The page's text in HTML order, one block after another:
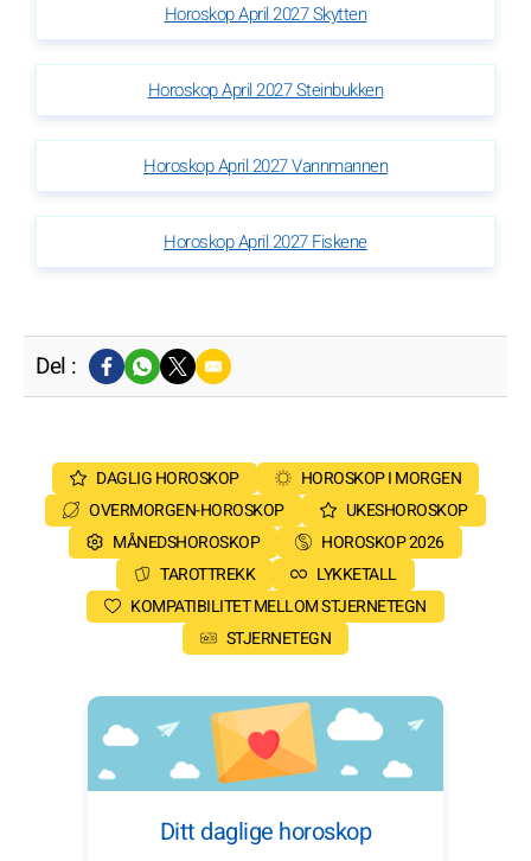
Horoskop April 2027 Skytten
Horoskop April 2027 Steinbukken
Horoskop April 2027 Vannmannen
Horoskop April 2027 Fiskene
Del :
DAGLIG HOROSKOP
HOROSKOP I MORGEN
OVERMORGEN-HOROSKOP
UKESHOROSKOP
MÅNEDSHOROSKOP
HOROSKOP 2026
TAROTTREKK
LYKKETALL
KOMPATIBILITET MELLOM STJERNETEGN
STJERNETEGN
Ditt daglige horoskop